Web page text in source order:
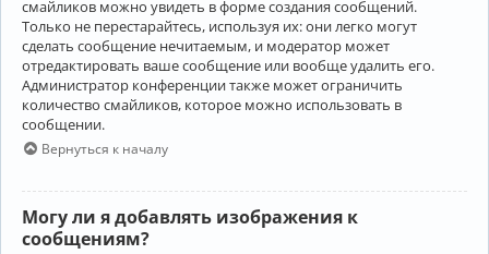
смайликов можно увидеть в форме создания сообщений.
Только не перестарайтесь, используя их: они легко могут
сделать сообщение нечитаемым, и модератор может
отредактировать ваше сообщение или вообще удалить его.
Администратор конференции также может ограничить
количество смайликов, которое можно использовать в
сообщении.
Вернуться к началу
Могу ли я добавлять изображения к
сообщениям?